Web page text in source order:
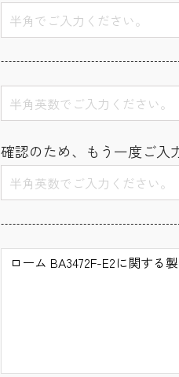
確認のため、もう一度ご入